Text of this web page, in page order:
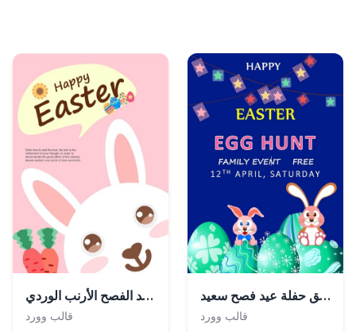
ملصق عيد الفصح الأرنب الوردي
قالب وورد
ملصق حفلة عيد فصح سعيد
قالب وورد